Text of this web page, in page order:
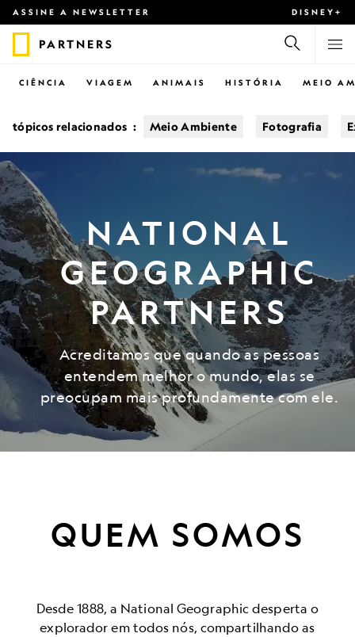
ASSINE A NEWSLETTER DISNEY+
PARTNERS
CIÊNCIA VIAGEM ANIMAIS HISTÓRIA MEIO
tópicos relacionados : Meio Ambiente Fotografia
NATIONAL
GEOGRAPHIC
PARTNERS
Acreditamos que quando as pessoas
entendem melhor o mundo, elas se
preocupam mais profundamente com ele.
QUEM SOMOS
Desde 1888, a National Geographic desperta o
explorador em todos nós, compartilhando as